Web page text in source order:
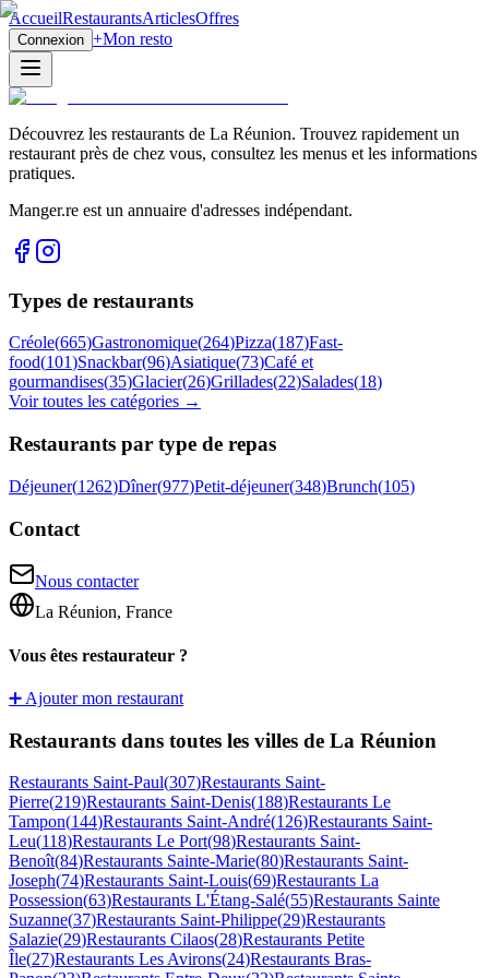
AccueilRestaurantsArticlesOffres
Connexion +Mon resto
Découvrez les restaurants de La Réunion. Trouvez rapidement un
restaurant près de chez vous, consultez les menus et les informations
pratiques.
Manger.re est un annuaire d'adresses indépendant.
Types de restaurants
Créole(665)Gastronomique(264)Pizza(187)Fast-
food(101)Snackbar(96)Asiatique(73)Café et
gourmandises(35)Glacier(26)Grillades(22)Salades(18)
Voir toutes les catégories →
Restaurants par type de repas
Déjeuner(1262)Dîner(977)Petit-déjeuner(348)Brunch(105)
Contact
Nous contacter
La Réunion, France
Vous êtes restaurateur ?
➕ Ajouter mon restaurant
Restaurants dans toutes les villes de La Réunion
Restaurants Saint-Paul(307)Restaurants Saint-
Pierre(219)Restaurants Saint-Denis(188)Restaurants Le
Tampon(144)Restaurants Saint-André(126)Restaurants Saint-
Leu(118)Restaurants Le Port(98)Restaurants Saint-
Benoît(84)Restaurants Sainte-Marie(80)Restaurants Saint-
Joseph(74)Restaurants Saint-Louis(69)Restaurants La
Possession(63)Restaurants L'Étang-Salé(55)Restaurants Sainte
Suzanne(37)Restaurants Saint-Philippe(29)Restaurants
Salazie(29)Restaurants Cilaos(28)Restaurants Petite
Île(27)Restaurants Les Avirons(24)Restaurants Bras-